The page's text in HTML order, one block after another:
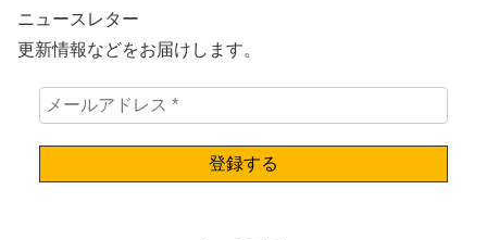
ニュースレター
更新情報などをお届けします。